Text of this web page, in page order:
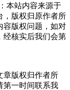
本站内容来源于
，版权归原作者所
容版权问题，如对
经核实后我们会第
章版权归作者所
第一时间联系我